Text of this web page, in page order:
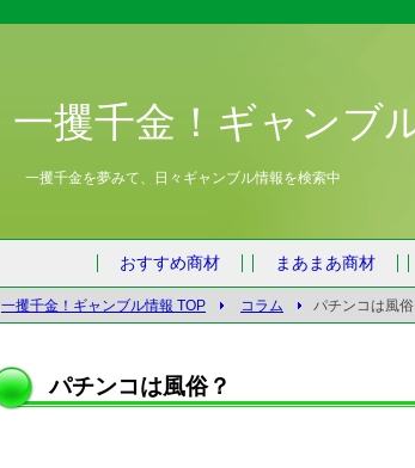
一攫千金！ギャンブ
一攫千金を夢みて、日々ギャンブル情報を検索中
おすすめ商材 まあまあ商材
一攫千金！ギャンブル情報 TOP コラム パチンコは風俗
パチンコは風俗？